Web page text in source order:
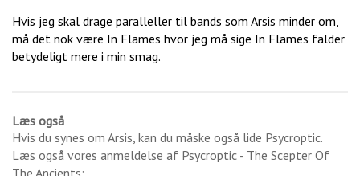
Hvis jeg skal drage paralleller til bands som Arsis minder om,
må det nok være In Flames hvor jeg må sige In Flames falder
betydeligt mere i min smag.
Læs også
Hvis du synes om Arsis, kan du måske også lide Psycroptic.
Læs også vores anmeldelse af Psycroptic - The Scepter Of